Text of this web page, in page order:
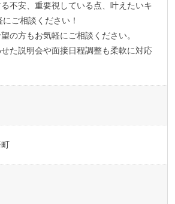
不安、重要視している点、叶えたいキ
ご相談ください！
の方もお気軽にご相談ください。
せた説明会や面接日程調整も柔軟に対応